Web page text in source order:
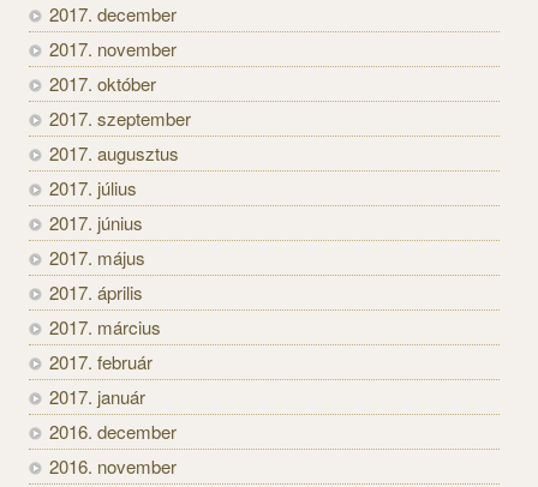
2017. december
2017. november
2017. október
2017. szeptember
2017. augusztus
2017. július
2017. június
2017. május
2017. április
2017. március
2017. február
2017. január
2016. december
2016. november